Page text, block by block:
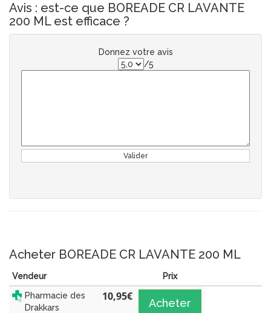
Avis : est-ce que BOREADE CR LAVANTE
200 ML est efficace ?
Donnez votre avis
/5
Valider
Acheter BOREADE CR LAVANTE 200 ML
Vendeur
Prix
Pharmacie des
Drakkars
10,95€
Acheter